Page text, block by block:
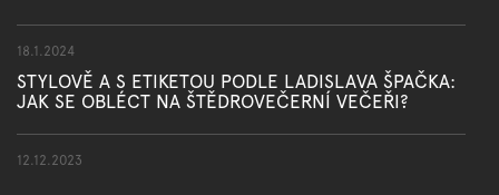
18.1.2024
STYLOVĚ A S ETIKETOU PODLE LADISLAVA ŠPAČKA:
JAK SE OBLÉCT NA ŠTĚDROVEČERNÍ VEČEŘI?
12.12.2023